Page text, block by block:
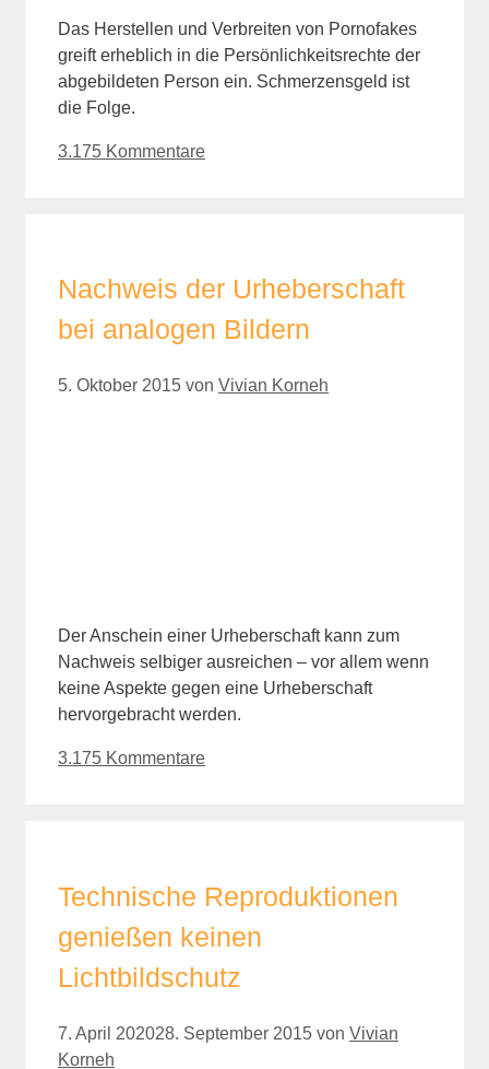
Das Herstellen und Verbreiten von Pornofakes
greift erheblich in die Persönlichkeitsrechte der
abgebildeten Person ein. Schmerzensgeld ist
die Folge.
3.175 Kommentare
Nachweis der Urheberschaft
bei analogen Bildern
5. Oktober 2015 von Vivian Korneh
Der Anschein einer Urheberschaft kann zum
Nachweis selbiger ausreichen – vor allem wenn
keine Aspekte gegen eine Urheberschaft
hervorgebracht werden.
3.175 Kommentare
Technische Reproduktionen
genießen keinen
Lichtbildschutz
7. April 202028. September 2015 von Vivian
Korneh